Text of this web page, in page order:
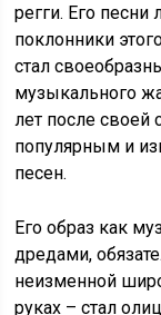
регги. Его песни
поклонники
стал
музыкального
лет после своей
популярным и
песен.
Его образ как
дредами,
неизменной
руках – стал